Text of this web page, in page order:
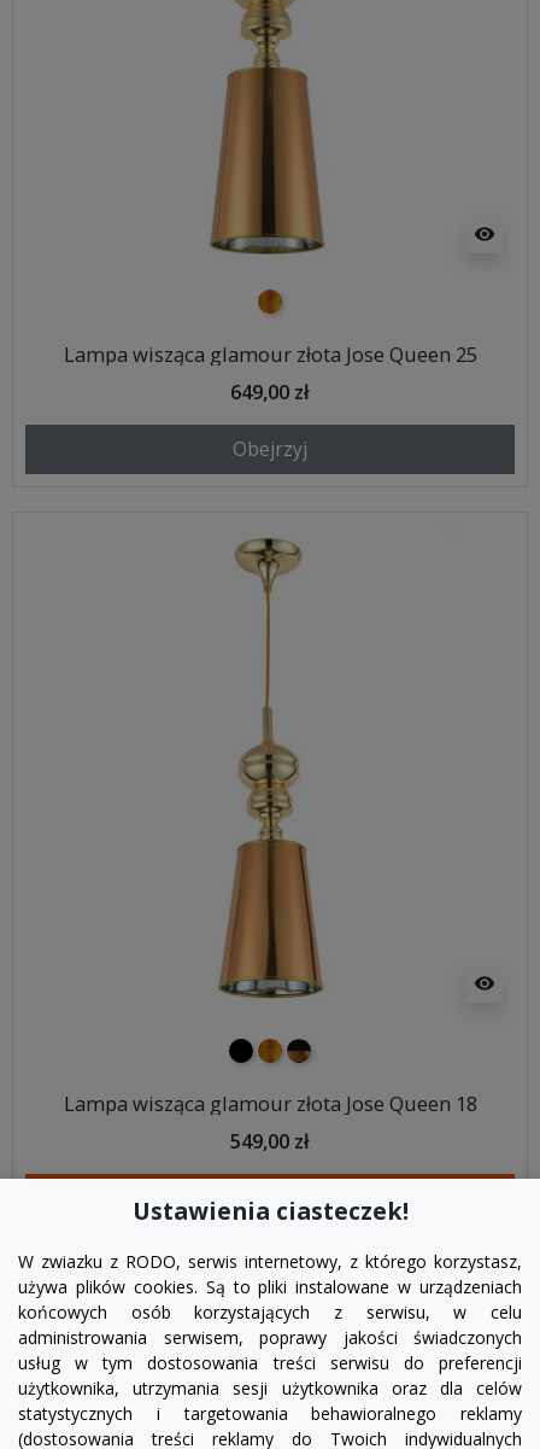
visibility
złoty
Lampa wisząca glamour złota Jose Queen 25
649,00 zł
Obejrzyj
visibility
czarny
złotyczarno złoty
Lampa wisząca glamour złota Jose Queen 18
549,00 zł
Ustawienia ciasteczek!
W zwiazku z RODO, serwis internetowy, z którego korzystasz,
używa plików cookies. Są to pliki instalowane w urządzeniach
końcowych osób korzystających z serwisu, w celu
administrowania serwisem, poprawy jakości świadczonych
usług w tym dostosowania treści serwisu do preferencji
użytkownika, utrzymania sesji użytkownika oraz dla celów
statystycznych i targetowania behawioralnego reklamy
(dostosowania treści reklamy do Twoich indywidualnych